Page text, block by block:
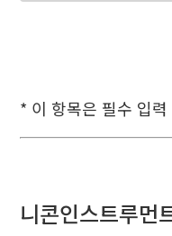
* 이 항목은 필수 입
니콘인스트루먼